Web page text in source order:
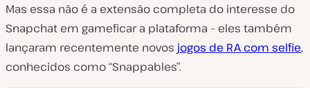
Mas essa não é a extensão completa do interesse do
Snapchat em gameficar a plataforma – eles também
lançaram recentemente novos jogos de RA com selfie,
conhecidos como “Snappables”.